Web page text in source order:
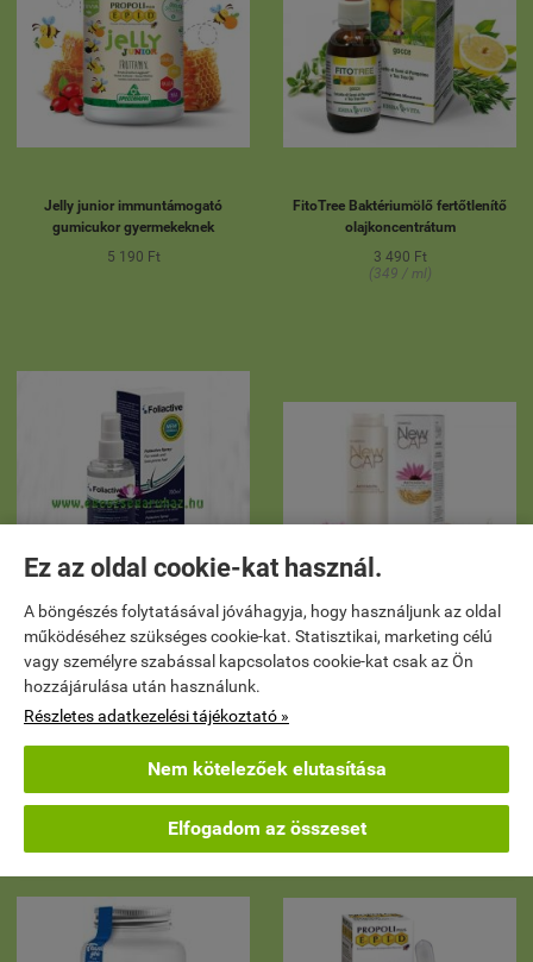
Ez az oldal cookie-kat használ.
A böngészés folytatásával jóváhagyja, hogy használjunk az oldal
működéséhez szükséges cookie-kat. Statisztikai, marketing célú
vagy személyre szabással kapcsolatos cookie-kat csak az Ön
hozzájárulása után használunk.
Részletes adatkezelési tájékoztató »
Nem kötelezőek elutasítása
Elfogadom az összeset
Jelly junior immuntámogató
gumicukor gyermekeknek
5 190 Ft
FitoTree Baktériumölő fertőtlenítő
olajkoncentrátum
3 490 Ft
(349 / ml)
FOLIACTIVE SPRAY - hajhullás
ellen és a hajnövekedés
serkentéséért
KOSÁRBA
NEWCAP® sampon hajhullás